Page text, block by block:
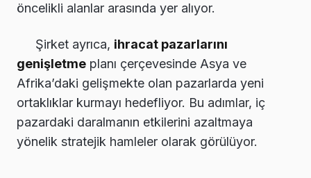
öncelikli alanlar arasında yer alıyor.
Şirket ayrıca, ihracat pazarlarını
genişletme planı çerçevesinde Asya ve
Afrika’daki gelişmekte olan pazarlarda yeni
ortaklıklar kurmayı hedefliyor. Bu adımlar, iç
pazardaki daralmanın etkilerini azaltmaya
yönelik stratejik hamleler olarak görülüyor.